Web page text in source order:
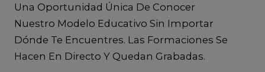
Una Oportunidad Única De Conocer
Nuestro Modelo Educativo Sin Importar
Dónde Te Encuentres. Las Formaciones Se
Hacen En Directo Y Quedan Grabadas.